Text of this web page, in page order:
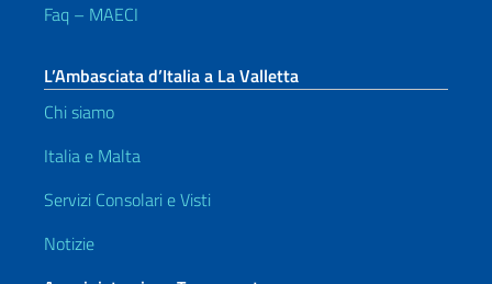
Faq – MAECI
L’Ambasciata d’Italia a La Valletta
Chi siamo
Italia e Malta
Servizi Consolari e Visti
Notizie